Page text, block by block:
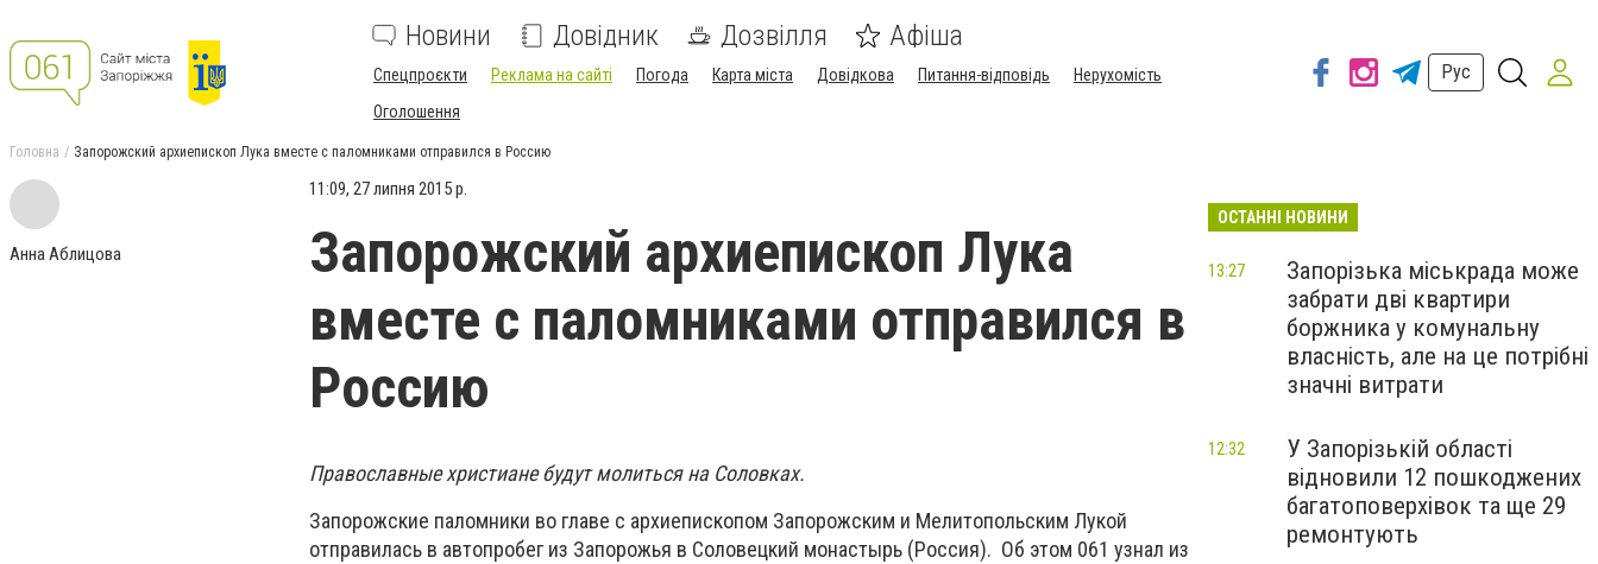
Новини Довідник Дозвілля Афіша
Спецпроєкти Реклама на сайті Погода Карта міста Довідкова Питання-відповідь
Нерухомість
Оголошення
Рус
Головна Запорожский архиепископ Лука вместе с паломниками отправился в Россию
Анна Аблицова
11:09, 27 липня 2015 р.
Запорожский архиепископ Лука
вместе с паломниками отправился в
Россию
Православные христиане будут молиться на Соловках.
Запорожские паломники во главе с архиепископом Запорожским и Мелитопольским Лукой
отправилась в автопробег из Запорожья в Соловецкий монастырь (Россия). Об этом 061 узнал из
ОСТАННІ НОВИНИ
Запорізька міськрада може
забрати дві квартири
боржника у комунальну
власність, але на це потрібні
значні витрати
13:27
У Запорізькій області
відновили 12 пошкоджених
багатоповерхівок та ще 29
ремонтують
12:32